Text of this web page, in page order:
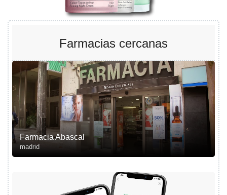
Farmacias cercanas
Farmacia Abascal
madrid